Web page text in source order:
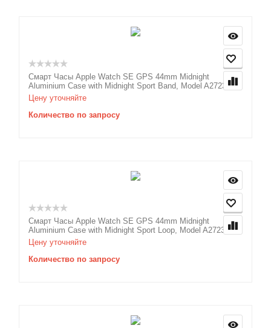
Смарт Часы Apple Watch SE GPS 44mm Midnight
Aluminium Case with Midnight Sport Band, Model A2723
Цену уточняйте
Количество по запросу
Смарт Часы Apple Watch SE GPS 44mm Midnight
Aluminium Case with Midnight Sport Loop, Model A2723
Цену уточняйте
Количество по запросу